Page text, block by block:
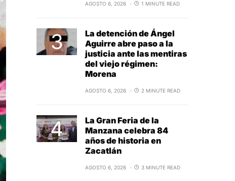
AGOSTO 6, 2026 1 MINUTE READ
La detención de Ángel
Aguirre abre paso a la
justicia ante las mentiras
del viejo régimen:
Morena
AGOSTO 6, 2026 2 MINUTE READ
La Gran Feria de la
Manzana celebra 84
años de historia en
Zacatlán
AGOSTO 6, 2026 3 MINUTE READ